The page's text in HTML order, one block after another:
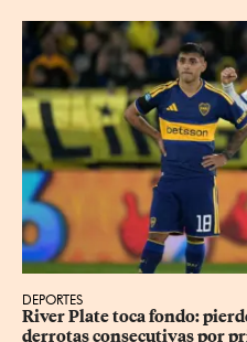
DEPORTES
River Plate toca fondo:
derrotas consecutivas por